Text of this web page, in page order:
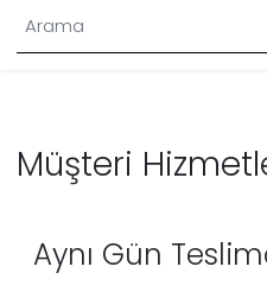
Müşteri
Aynı Gün